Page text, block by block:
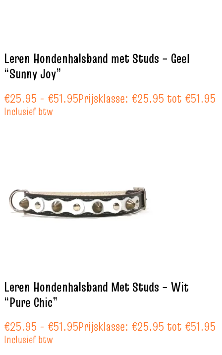
Leren Hondenhalsband met Studs – Geel
“Sunny Joy”
€25.95 - €51.95Prijsklasse: €25.95 tot €51.95
Inclusief btw
Leren Hondenhalsband Met Studs – Wit
“Pure Chic”
€25.95 - €51.95Prijsklasse: €25.95 tot €51.95
Inclusief btw